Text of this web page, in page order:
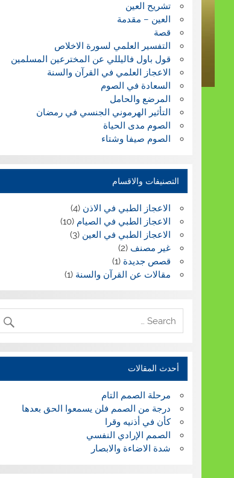
تشريح العين
العين – مقدمة
قصة
التفسير العلمي لسورة الاخلاص
قول باول فاليللي عن المخترعين المسلمين
الاعجاز العلمي في القرآن والسنة
السعادة في الصوم
المرضع والحامل
التأثير الهرموني الجنسي في رمضان
الصوم مدى الحياة
الصوم صيفا وشتاء
التصنيفات والاقسام
الاعجاز الطبي في الاذن (4)
الاعجاز الطبي في الصيام (10)
الاعجاز الطبي في العين (3)
غير مصنف (2)
قصص جديدة (1)
مقالات عن القرآن والسنة (1)
أحدث المقالات
مرحلة الصمم التام
درجة من الصمم فلن يسمعوا الحق بعدها
كأن في أذنيه وقرا
الصمم الإرادي النفسي
شدة الاضاءة والابصار